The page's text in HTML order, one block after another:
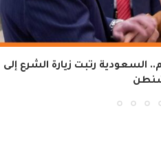
لرئيس سوري منذ 80 عام.. السعودية رتبت زيارة الشرع إلى